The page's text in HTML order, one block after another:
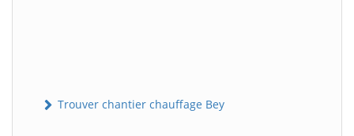
Trouver chantier chauffage Bey